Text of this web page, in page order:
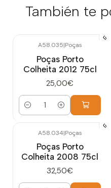
También te
A58.035|Poças
Poças Porto
Colheita 2012 75cl
25,00€
Cantidad
A58.034|Poças
Poças Porto
Colheita 2008 75cl
32,50€